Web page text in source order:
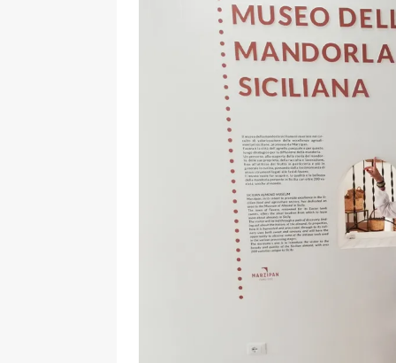
[ 17 Dicembre 2025 ]
UTILI
[ 14 Settembre 2025 ]
[ 2 Aprile 2025 ]
Escursioni
VIAGGI IN SICILIA
[ 17 Settembre 2023 ]
DIDATTICHE
[ 19 Gennaio 2023 ]
Visitare
VIAGGI IN SICILIA
Cosa fare
VIAGGI IN SICILIA